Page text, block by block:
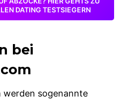
DATING TESTSIEGERN
bei
werden sogenannte